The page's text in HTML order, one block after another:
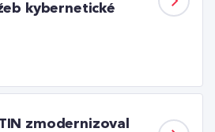
kybernetické
zmodernizoval